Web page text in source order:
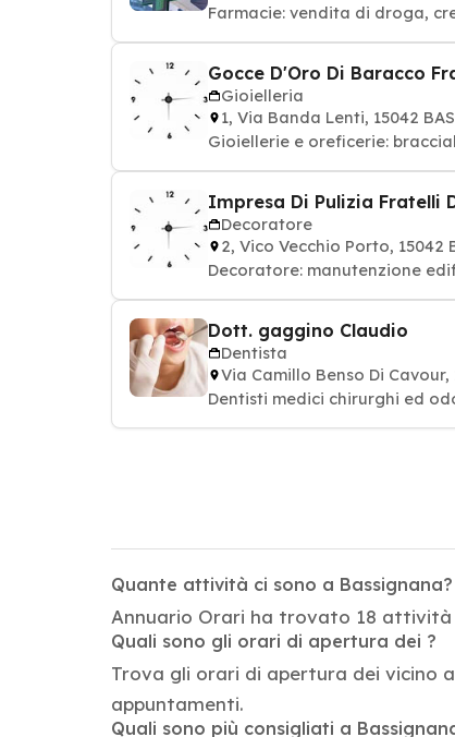
Farmacie: vendita di droga,
Gocce D'Oro Di Baracco
Gioielleria
1, Via Banda Lenti, 15042
Gioiellerie e oreficerie:
Impresa Di Pulizia Fratelli
Decoratore
2, Vico Vecchio Porto, 15042
Decoratore: manutenzione
Dott. gaggino Claudio
Dentista
Via Camillo Benso Di Cavour,
Dentisti medici chirurghi ed
Quante attività ci sono a Bassignana?
Annuario Orari ha trovato 18 attività
Quali sono gli orari di apertura dei ?
Trova gli orari di apertura dei vicino
appuntamenti.
Quali sono più consigliati a